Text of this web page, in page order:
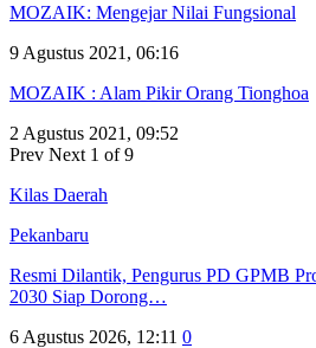
MOZAIK: Mengejar Nilai Fungsional
9 Agustus 2021, 06:16
MOZAIK : Alam Pikir Orang Tionghoa
2 Agustus 2021, 09:52
Prev Next 1 of 9
Kilas Daerah
Pekanbaru
Resmi Dilantik, Pengurus PD GPMB
2030 Siap Dorong…
6 Agustus 2026, 12:11 0